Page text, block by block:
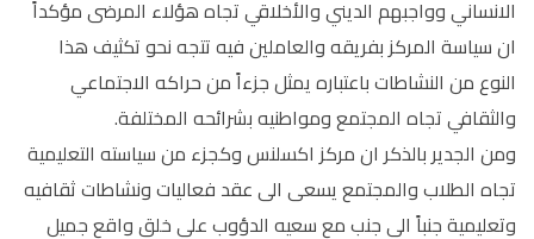
الانساني وواجبهم الديني والأخلاقي تجاه هؤلاء المرضى مؤكداً
ان سياسة المركز بفريقه والعاملين فيه تتجه نحو تكثيف هذا
النوع من النشاطات باعتباره يمثل جزءاً من حراكه الاجتماعي
والثقافي تجاه المجتمع ومواطنيه بشرائحه المختلفة.
ومن الجدير بالذكر ان مركز اكسلنس وكجزء من سياسته التعليمية
تجاه الطلاب والمجتمع يسعى الى عقد فعاليات ونشاطات ثقافيه
وتعليمية جنباً الى جنب مع سعيه الدؤوب على خلق واقع جميل